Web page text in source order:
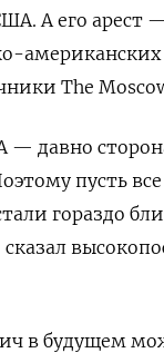
А его арест
американских
The
— давно
пусть все
гораздо
в будущем